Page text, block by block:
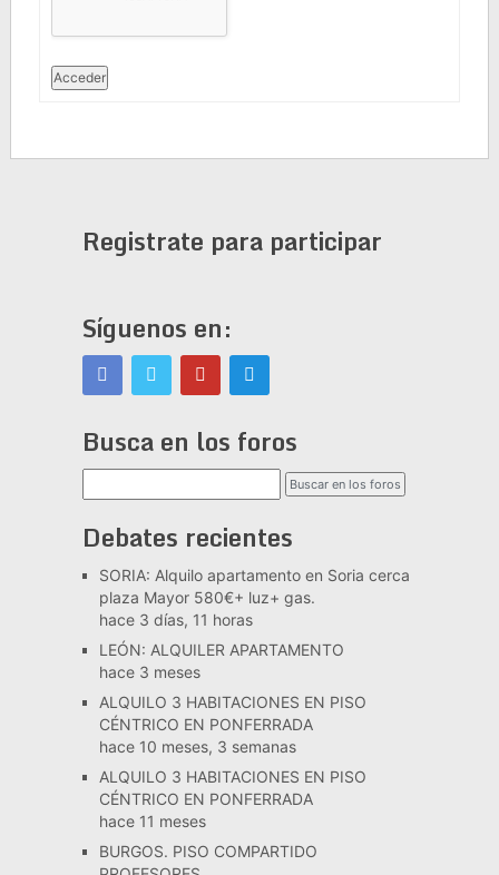
Acceder
Registrate para participar
Síguenos en:
Busca en los foros
Debates recientes
SORIA: Alquilo apartamento en Soria cerca
plaza Mayor 580€+ luz+ gas.
hace 3 días, 11 horas
LEÓN: ALQUILER APARTAMENTO
hace 3 meses
ALQUILO 3 HABITACIONES EN PISO
CÉNTRICO EN PONFERRADA
hace 10 meses, 3 semanas
ALQUILO 3 HABITACIONES EN PISO
CÉNTRICO EN PONFERRADA
hace 11 meses
BURGOS. PISO COMPARTIDO